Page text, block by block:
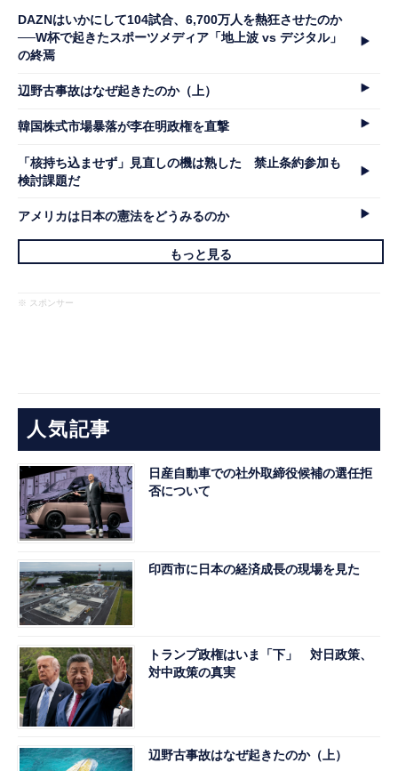
DAZNはいかにして104試合、6,700万人を熱狂させたのか
──W杯で起きたスポーツメディア「地上波 vs デジタル」
の終焉
辺野古事故はなぜ起きたのか（上）
韓国株式市場暴落が李在明政権を直撃
「核持ち込ませず」見直しの機は熟した 禁止条約参加も
検討課題だ
アメリカは日本の憲法をどうみるのか
もっと見る
※ スポンサー
人気記事
日産自動車での社外取締役候補の選任拒
否について
印西市に日本の経済成長の現場を見た
トランプ政権はいま「下」 対日政策、
対中政策の真実
辺野古事故はなぜ起きたのか（上）